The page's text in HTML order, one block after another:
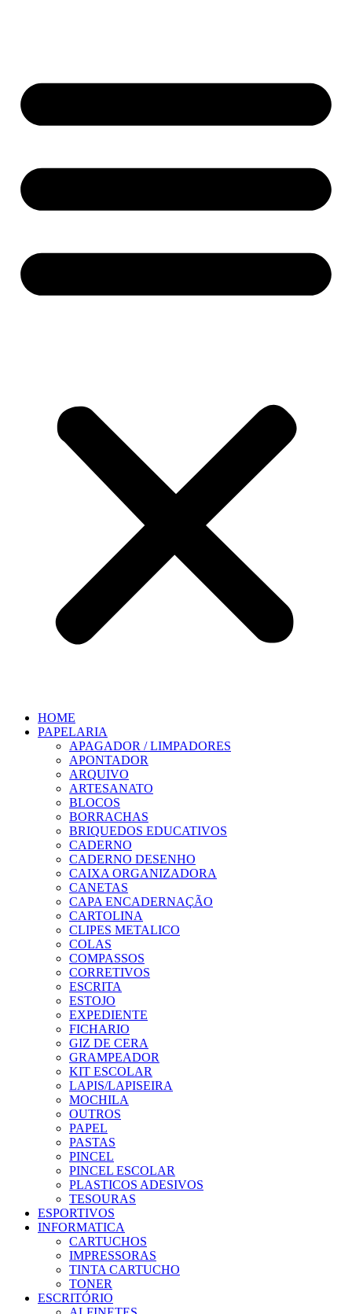
HOME
PAPELARIA
APAGADOR / LIMPADORES
APONTADOR
ARQUIVO
ARTESANATO
BLOCOS
BORRACHAS
BRIQUEDOS EDUCATIVOS
CADERNO
CADERNO DESENHO
CAIXA ORGANIZADORA
CANETAS
CAPA ENCADERNAÇÃO
CARTOLINA
CLIPES METALICO
COLAS
COMPASSOS
CORRETIVOS
ESCRITA
ESTOJO
EXPEDIENTE
FICHARIO
GIZ DE CERA
GRAMPEADOR
KIT ESCOLAR
LAPIS/LAPISEIRA
MOCHILA
OUTROS
PAPEL
PASTAS
PINCEL
PINCEL ESCOLAR
PLASTICOS ADESIVOS
TESOURAS
ESPORTIVOS
INFORMATICA
CARTUCHOS
IMPRESSORAS
TINTA CARTUCHO
TONER
ESCRITÓRIO